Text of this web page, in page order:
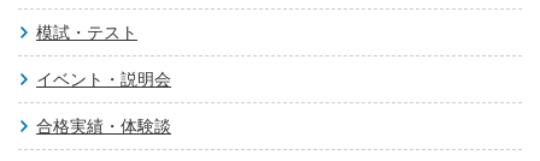
模試・テスト
イベント・説明会
合格実績・体験談